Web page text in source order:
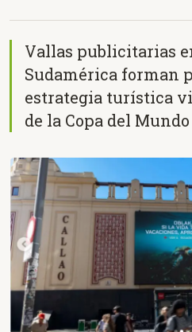
Vallas publicitarias
Sudamérica forman
estrategia turística
de la Copa del Mundo